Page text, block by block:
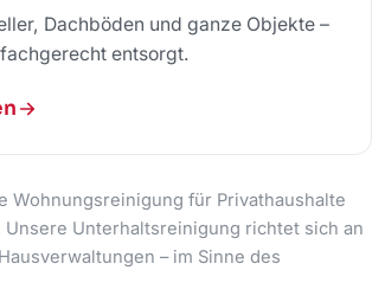
Dachböden und ganze Objekte –
entsorgt.
Wohnungsreinigung für Privathaushalte
Unterhaltsreinigung richtet sich an
– im Sinne des